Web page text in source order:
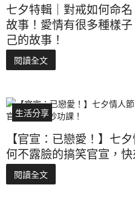
七夕特輯｜對戒如何命
故事！愛情有很多種樣
己的故事！
閱讀全文
生活分享
【官宣：已戀愛！】七
何不露臉的搞笑官宣，快
閱讀全文